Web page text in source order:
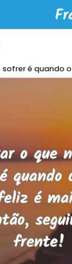
sofrer é quando o